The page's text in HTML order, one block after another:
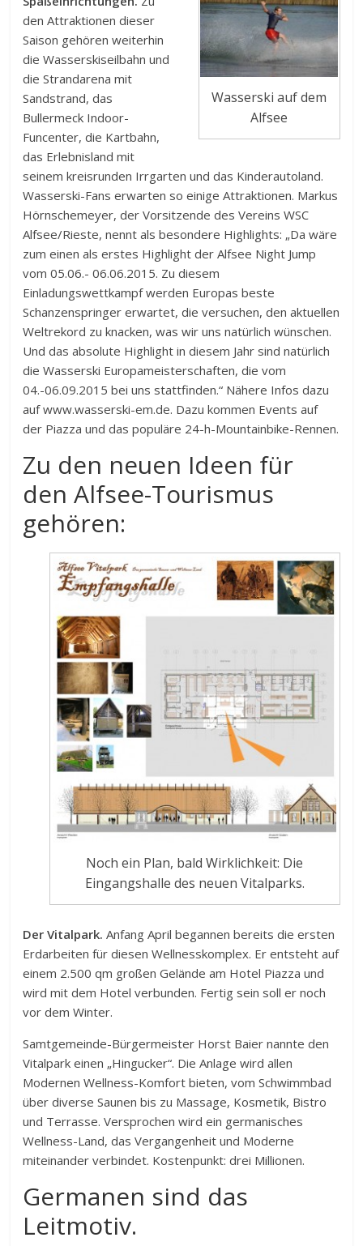
Wasserski auf dem
Alfsee
den Attraktionen dieser
Saison gehören weiterhin
die Wasserskiseilbahn und
die Strandarena mit
Sandstrand, das
Bullermeck Indoor-
Funcenter, die Kartbahn,
das Erlebnisland mit
seinem kreisrunden Irrgarten und das Kinderautoland.
Wasserski-Fans erwarten so einige Attraktionen. Markus
Hörnschemeyer, der Vorsitzende des Vereins WSC
Alfsee/Rieste, nennt als besondere Highlights: „Da wäre
zum einen als erstes Highlight der Alfsee Night Jump
vom 05.06.- 06.06.2015. Zu diesem
Einladungswettkampf werden Europas beste
Schanzenspringer erwartet, die versuchen, den aktuellen
Weltrekord zu knacken, was wir uns natürlich wünschen.
Und das absolute Highlight in diesem Jahr sind natürlich
die Wasserski Europameisterschaften, die vom
04.-06.09.2015 bei uns stattfinden.“ Nähere Infos dazu
auf www.wasserski-em.de. Dazu kommen Events auf
der Piazza und das populäre 24-h-Mountainbike-Rennen.
Zu den neuen Ideen für
den Alfsee-Tourismus
gehören:
Noch ein Plan, bald Wirklichkeit: Die
Eingangshalle des neuen Vitalparks.
Der Vitalpark. Anfang April begannen bereits die ersten
Erdarbeiten für diesen Wellnesskomplex. Er entsteht auf
einem 2.500 qm großen Gelände am Hotel Piazza und
wird mit dem Hotel verbunden. Fertig sein soll er noch
vor dem Winter.
Samtgemeinde-Bürgermeister Horst Baier nannte den
Vitalpark einen „Hingucker“. Die Anlage wird allen
Modernen Wellness-Komfort bieten, vom Schwimmbad
über diverse Saunen bis zu Massage, Kosmetik, Bistro
und Terrasse. Versprochen wird ein germanisches
Wellness-Land, das Vergangenheit und Moderne
miteinander verbindet. Kostenpunkt: drei Millionen.
Germanen sind das
Leitmotiv.